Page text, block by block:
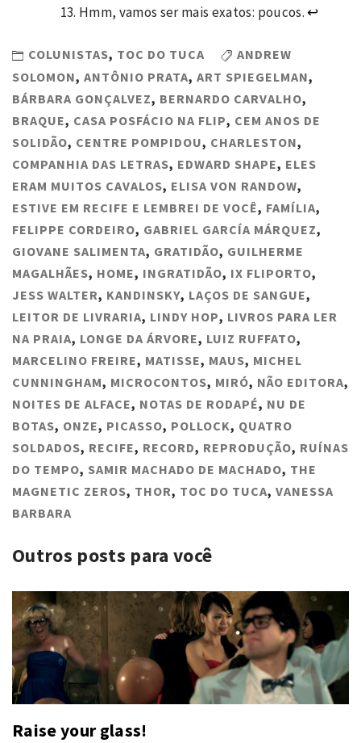
Hmm, vamos ser mais exatos: poucos.↩
COLUNISTAS, TOC DO TUCA
ANDREW
SOLOMON, ANTÔNIO PRATA, ART SPIEGELMAN,
BÁRBARA GONÇALVEZ, BERNARDO CARVALHO,
BRAQUE, CASA POSFÁCIO NA FLIP, CEM ANOS DE
SOLIDÃO, CENTRE POMPIDOU, CHARLESTON,
COMPANHIA DAS LETRAS, EDWARD SHAPE, ELES
ERAM MUITOS CAVALOS, ELISA VON RANDOW,
ESTIVE EM RECIFE E LEMBREI DE VOCÊ, FAMÍLIA,
FELIPPE CORDEIRO, GABRIEL GARCÍA MÁRQUEZ,
GIOVANE SALIMENTA, GRATIDÃO, GUILHERME
MAGALHÃES, HOME, INGRATIDÃO, IX FLIPORTO,
JESS WALTER, KANDINSKY, LAÇOS DE SANGUE,
LEITOR DE LIVRARIA, LINDY HOP, LIVROS PARA LER
NA PRAIA, LONGE DA ÁRVORE, LUIZ RUFFATO,
MARCELINO FREIRE, MATISSE, MAUS, MICHEL
CUNNINGHAM, MICROCONTOS, MIRÓ, NÃO EDITORA,
NOITES DE ALFACE, NOTAS DE RODAPÉ, NU DE
BOTAS, ONZE, PICASSO, POLLOCK, QUATRO
SOLDADOS, RECIFE, RECORD, REPRODUÇÃO, RUÍNAS
DO TEMPO, SAMIR MACHADO DE MACHADO, THE
MAGNETIC ZEROS, THOR, TOC DO TUCA, VANESSA
BARBARA
Outros posts para você
Raise your glass!